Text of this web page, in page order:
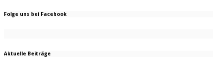
Folge uns bei Facebook
Aktuelle Beiträge